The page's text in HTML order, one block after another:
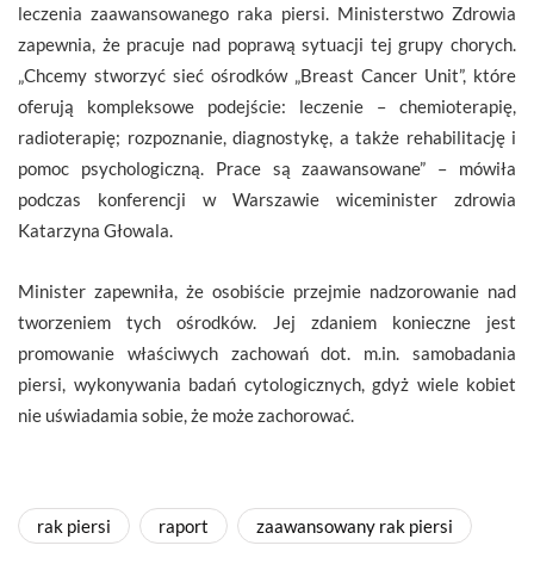
leczenia zaawansowanego raka piersi. Ministerstwo Zdrowia
zapewnia, że pracuje nad poprawą sytuacji tej grupy chorych.
„Chcemy stworzyć sieć ośrodków „Breast Cancer Unit”, które
oferują kompleksowe podejście: leczenie – chemioterapię,
radioterapię; rozpoznanie, diagnostykę, a także rehabilitację i
pomoc psychologiczną. Prace są zaawansowane” – mówiła
podczas konferencji w Warszawie wiceminister zdrowia
Katarzyna Głowala.
Minister zapewniła, że osobiście przejmie nadzorowanie nad
tworzeniem tych ośrodków. Jej zdaniem konieczne jest
promowanie właściwych zachowań dot. m.in. samobadania
piersi, wykonywania badań cytologicznych, gdyż wiele kobiet
nie uświadamia sobie, że może zachorować.
rak piersi raport zaawansowany rak piersi